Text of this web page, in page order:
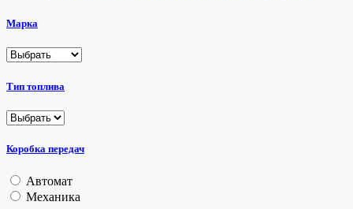
Марка
Тип топлива
Коробка передач
Автомат
Механика